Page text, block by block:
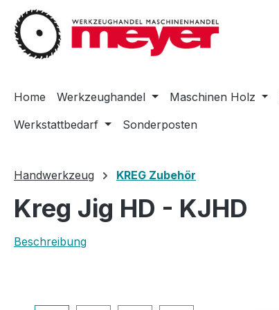
Hauptinhalt springen
Zur Suche springen
Zur Hauptnavigation springen
Home Werkzeughandel Maschinen Holz
Werkstattbedarf
Sonderposten
Handwerkzeug KREG Zubehör
Kreg Jig HD - KJHD
Beschreibung